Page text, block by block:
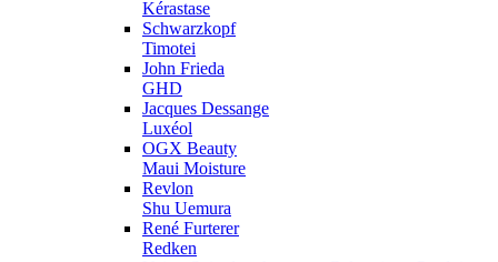
Kérastase
Schwarzkopf
Timotei
John Frieda
GHD
Jacques Dessange
Luxéol
OGX Beauty
Maui Moisture
Revlon
Shu Uemura
René Furterer
Redken